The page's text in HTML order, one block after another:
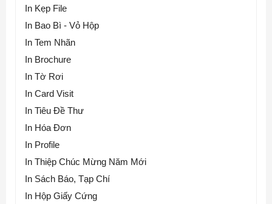
In Kẹp File
In Bao Bì - Vỏ Hộp
In Tem Nhãn
In Brochure
In Tờ Rơi
In Card Visit
In Tiêu Đề Thư
In Hóa Đơn
In Profile
In Thiệp Chúc Mừng Năm Mới
In Sách Báo, Tạp Chí
In Hộp Giấy Cứng